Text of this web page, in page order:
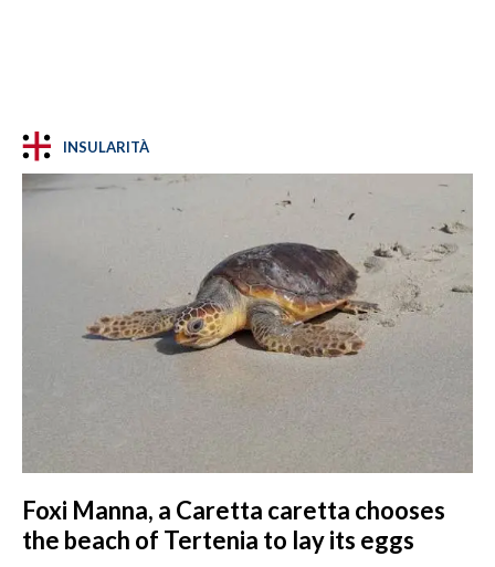
INSULARITÀ
Foxi Manna, a Caretta caretta chooses
the beach of Tertenia to lay its eggs